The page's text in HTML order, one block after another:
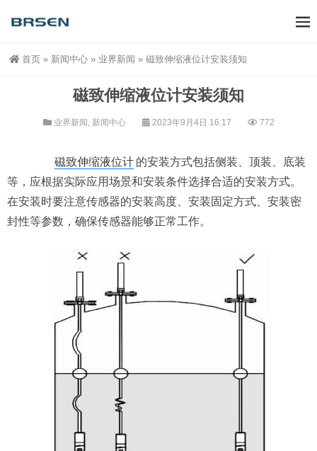
首页 » 新闻中心 » 业界新闻 » 磁致伸缩液位计安装须知
磁致伸缩液位计安装须知
业界新闻 , 新闻中心 2023年9月4日 16:17 772
磁致伸缩液位计 的安装方式包括侧装、顶装、底装
等，应根据实际应用场景和安装条件选择合适的安装方式。
在安装时要注意传感器的安装高度、安装固定方式、安装密
封性等参数，确保传感器能够正常工作。